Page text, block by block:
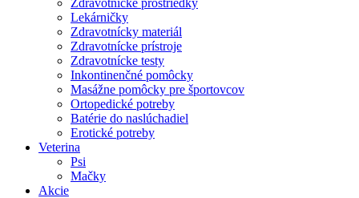
Zdravotnícke prostriedky
Lekárničky
Zdravotnícky materiál
Zdravotnícke prístroje
Zdravotnícke testy
Inkontinenčné pomôcky
Masážne pomôcky pre športovcov
Ortopedické potreby
Batérie do naslúchadiel
Erotické potreby
Veterina
Psi
Mačky
Akcie